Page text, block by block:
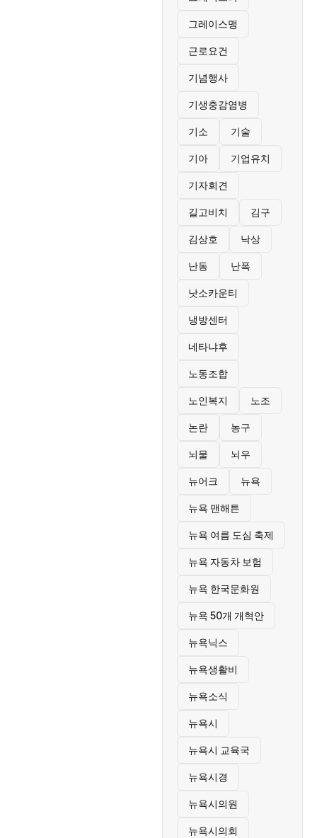
그레이스맹
근로요건
기념행사
기생충감염병
기소 기술
기아 기업유치
기자회견
길고비치 김구
김상호 낙상
난동 난폭
낫소카운티
냉방센터
네타냐후
노동조합
노인복지 노조
논란 농구
뇌물 뇌우
뉴어크 뉴욕
뉴욕 맨해튼
뉴욕 여름 도심 축제
뉴욕 자동차 보험
뉴욕 한국문화원
뉴욕 50개 개혁안
뉴욕닉스
뉴욕생활비
뉴욕소식
뉴욕시
뉴욕시 교육국
뉴욕시경
뉴욕시의원
뉴욕시의회